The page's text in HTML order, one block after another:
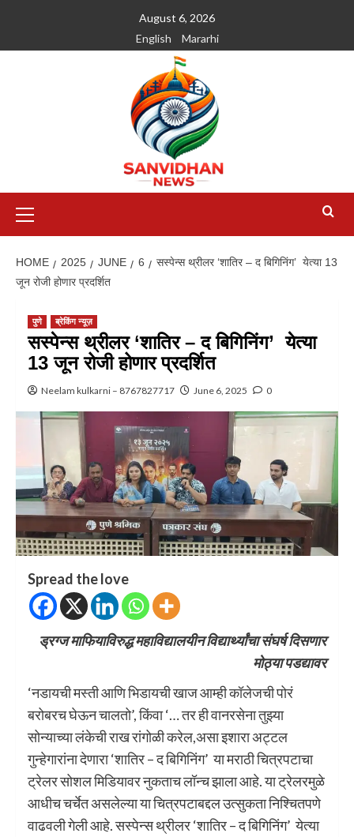
August 6, 2026
English
Mararhi
HOME 2025 JUNE 6
सस्पेन्स थ्रीलर ‘शातिर – द बिगिनिंग’ येत्या 13
जून रोजी होणार प्रदर्शित
पुणे ब्रेकिंग न्यूज़
सस्पेन्स थ्रीलर ‘शातिर – द बिगिनिंग’ येत्या
13 जून रोजी होणार प्रदर्शित
Neelam kulkarni – 8767827717 June 6, 2025 0
Spread the love
ड्रग्ज माफियाविरुद्ध महाविद्यालयीन विद्यार्थ्यांचा संघर्ष दिसणार
मोठ्या पडद्यावर
‘नडायची मस्ती आणि भिडायची खाज आम्ही कॉलेजची पोरं
बरोबरच घेऊन चालतो’, किंवा ‘… तर ही वानरसेना तुझ्या
सोन्याच्या लंकेची राख रांगोळी करेल,असा इशारा अट्टल
गुन्हेगारांना देणारा ‘शातिर – द बिगिनिंग’ या मराठी चित्रपटाचा
ट्रेलर सोशल मिडियावर नुकताच लॉन्च झाला आहे. या ट्रेलरमुळे
आधीच चर्चेत असलेल्या या चित्रपटाबद्दल उत्सुकता निश्चितपणे
वाढवली गेली आहे. सस्पेन्स थ्रीलर ‘शातिर – द बिगिनिंग’ येत्या